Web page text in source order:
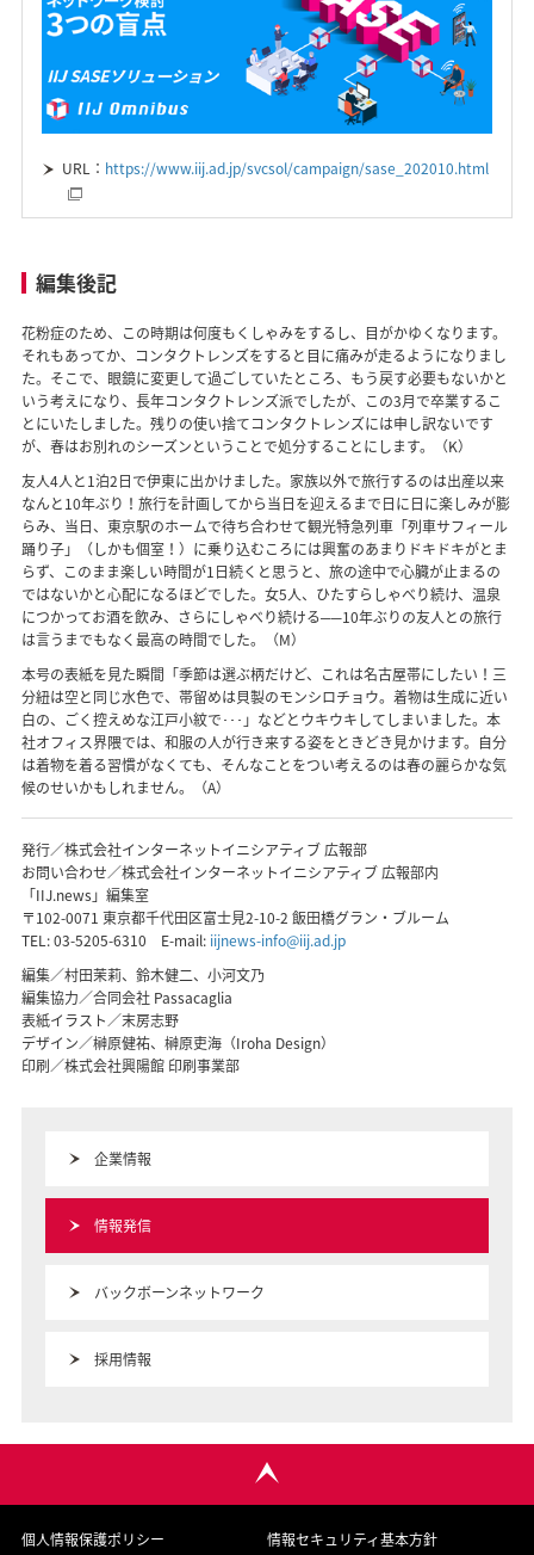
URL： https://www.iij.ad.jp/svcsol/campaign/sase_202010.html
編集後記
花粉症のため、この時期は何度もくしゃみをするし、目がかゆくなります。
それもあってか、コンタクトレンズをすると目に痛みが走るようになりまし
た。そこで、眼鏡に変更して過ごしていたところ、もう戻す必要もないかと
いう考えになり、長年コンタクトレンズ派でしたが、この3月で卒業するこ
とにいたしました。残りの使い捨てコンタクトレンズには申し訳ないです
が、春はお別れのシーズンということで処分することにします。（K）
友人4人と1泊2日で伊東に出かけました。家族以外で旅行するのは出産以来
なんと10年ぶり！旅行を計画してから当日を迎えるまで日に日に楽しみが膨
らみ、当日、東京駅のホームで待ち合わせて観光特急列車「列車サフィール
踊り子」（しかも個室！）に乗り込むころには興奮のあまりドキドキがとま
らず、このまま楽しい時間が1日続くと思うと、旅の途中で心臓が止まるの
ではないかと心配になるほどでした。女5人、ひたすらしゃべり続け、温泉
につかってお酒を飲み、さらにしゃべり続ける──10年ぶりの友人との旅行
は言うまでもなく最高の時間でした。（M）
本号の表紙を見た瞬間「季節は選ぶ柄だけど、これは名古屋帯にしたい！三
分紐は空と同じ水色で、帯留めは貝製のモンシロチョウ。着物は生成に近い
白の、ごく控えめな江戸小紋で･･･」などとウキウキしてしまいました。本
社オフィス界隈では、和服の人が行き来する姿をときどき見かけます。自分
は着物を着る習慣がなくても、そんなことをつい考えるのは春の麗らかな気
候のせいかもしれません。（A）
発行／株式会社インターネットイニシアティブ 広報部
お問い合わせ／株式会社インターネットイニシアティブ 広報部内
「IIJ.news」編集室
〒102-0071 東京都千代田区富士見2-10-2 飯田橋グラン・ブルーム
TEL:03-5205-6310 E-mail: iijnews-info@iij.ad.jp
編集／村田茉莉、鈴木健二、小河文乃
編集協力／合同会社 Passacaglia
表紙イラスト／末房志野
デザイン／榊原健祐、榊原吏海（Iroha Design）
印刷／株式会社興陽館 印刷事業部
企業情報
情報発信
バックボーンネットワーク
採用情報
個人情報保護ポリシー 情報セキュリティ基本方針